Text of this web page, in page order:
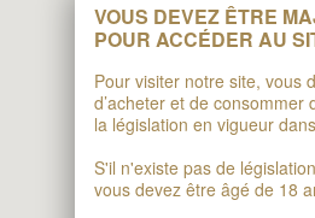
Maison
67140 Barr
Klipfel
VOUS DEVEZ ÊTRE
POUR ACCÉDER AU
Pour visiter notre site, vous
d’acheter et de consommer
la législation en vigueur
S'il n'existe pas de
vous devez être âgé de 18